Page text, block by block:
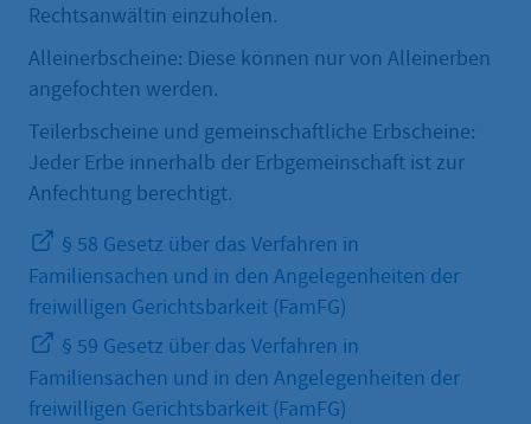
Rechtsanwältin einzuholen.
Alleinerbscheine: Diese können nur von Alleinerben
angefochten werden.
Teilerbscheine und gemeinschaftliche Erbscheine:
Jeder Erbe innerhalb der Erbgemeinschaft ist zur
Anfechtung berechtigt.
§ 58 Gesetz über das Verfahren in
Familiensachen und in den Angelegenheiten der
freiwilligen Gerichtsbarkeit (FamFG)
§ 59 Gesetz über das Verfahren in
Familiensachen und in den Angelegenheiten der
freiwilligen Gerichtsbarkeit (FamFG)